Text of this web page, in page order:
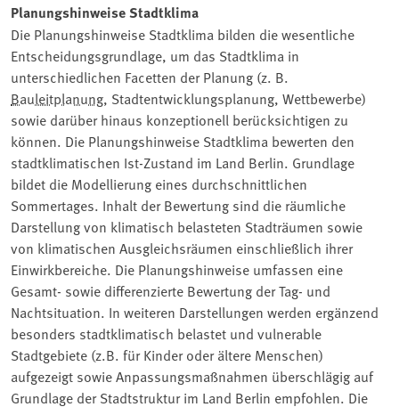
Planungshinweise Stadtklima
Die Planungshinweise Stadtklima bilden die wesentliche
Entscheidungsgrundlage, um das Stadtklima in
unterschiedlichen Facetten der Planung (z. B.
Bauleitplanung, Stadtentwicklungsplanung, Wettbewerbe)
sowie darüber hinaus konzeptionell berücksichtigen zu
können. Die Planungshinweise Stadtklima bewerten den
stadtklimatischen Ist-Zustand im Land Berlin. Grundlage
bildet die Modellierung eines durchschnittlichen
Sommertages. Inhalt der Bewertung sind die räumliche
Darstellung von klimatisch belasteten Stadträumen sowie
von klimatischen Ausgleichsräumen einschließlich ihrer
Einwirkbereiche. Die Planungshinweise umfassen eine
Gesamt- sowie differenzierte Bewertung der Tag- und
Nachtsituation. In weiteren Darstellungen werden ergänzend
besonders stadtklimatisch belastet und vulnerable
Stadtgebiete (z.B. für Kinder oder ältere Menschen)
aufgezeigt sowie Anpassungsmaßnahmen überschlägig auf
Grundlage der Stadtstruktur im Land Berlin empfohlen. Die